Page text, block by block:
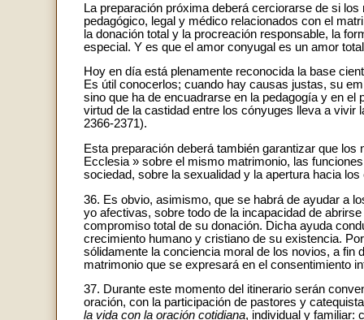
La preparación próxima deberá cerciorarse de si
pedagógico, legal y médico relacionados con el
la donación total y la procreación responsable, la
especial. Y es que el amor conyugal es un amor
Hoy en día está plenamente reconocida la base
Es útil conocerlos; cuando hay causas justas, su
sino que ha de encuadrarse en la pedagogía y en
virtud de la castidad entre los cónyuges lleva a vivir
2366-2371).
Esta preparación deberá también garantizar que
Ecclesia » sobre el mismo matrimonio, las
sociedad, sobre la sexualidad y la apertura hacia los
36. Es obvio, asimismo, que se habrá de ayudar a
yo afectivas, sobre todo de la incapacidad de
compromiso total de su donación. Dicha ayuda
crecimiento humano y cristiano de su existencia.
sólidamente la conciencia moral de los novios, a fin
matrimonio que se expresará en el consentimiento
37. Durante este momento del itinerario serán
oración, con la participación de pastores y
la vida con la oración cotidiana, individual y familiar: